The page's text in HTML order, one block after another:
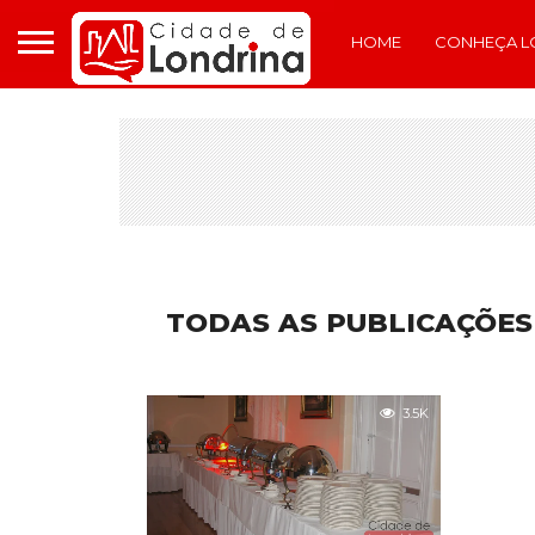
HOME CONHEÇA
TODAS AS
3.5K